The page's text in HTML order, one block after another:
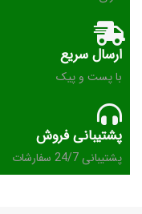
ارسال سریع
با پست و پیک
پشتیبانی فروش
پشتیبانی 24/7 سفارشات